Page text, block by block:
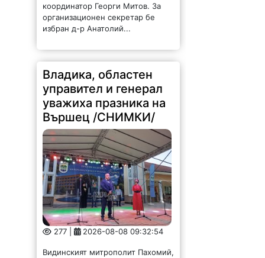
координатор Георги Митов. За
организационен секретар бе
избран д-р Анатолий...
Владика, областен
управител и генерал
уважиха празника на
Вършец /СНИМКИ/
277 | 2026-08-08 09:32:54
Видинският митрополит Пахомий,